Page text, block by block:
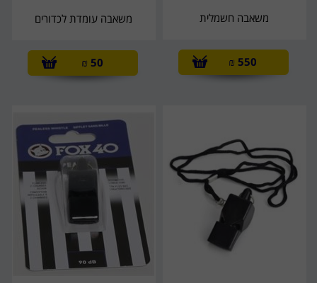
משאבה חשמלית
550
₪
משאבה עומדת לכדורים
50
₪